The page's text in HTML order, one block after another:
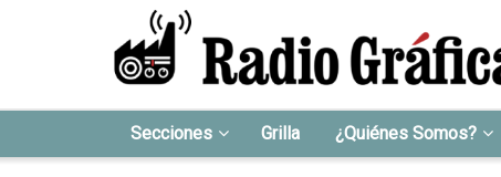
Secciones Grilla ¿Quiénes Somos?